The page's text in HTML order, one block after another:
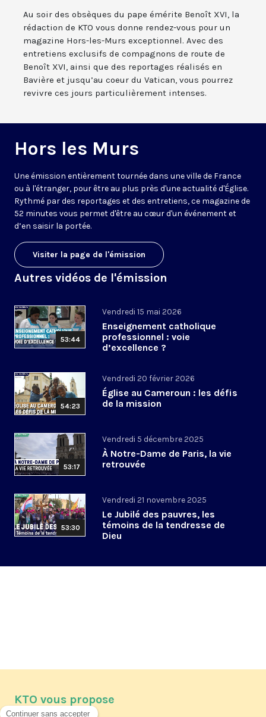
Au soir des obsèques du pape émérite Benoît XVI, la
rédaction de KTO vous donne rendez-vous pour un
magazine Hors-les-Murs exceptionnel. Avec des
entretiens exclusifs de compagnons de route de
Benoît XVI, ainsi que des reportages réalisés en
Bavière et jusqu’au coeur du Vatican, vous pourrez
revivre ces jours particulièrement intenses.
Hors les Murs
Une émission entièrement tournée dans une ville de France
ou à l'étranger, pour être au plus près d'une actualité d'Église.
Rythmé par des reportages et des entretiens, ce magazine de
52 minutes vous permet d'être au cœur d'un événement et
d’en saisir la portée.
Visiter la page de l'émission
Autres vidéos de l'émission
53:44
Vendredi 15 mai 2026
Enseignement catholique
professionnel : voie
d’excellence ?
54:23
Vendredi 20 février 2026
Église au Cameroun : les défis
de la mission
53:17
Vendredi 5 décembre 2025
À Notre-Dame de Paris, la vie
retrouvée
53:30
Vendredi 21 novembre 2025
Le Jubilé des pauvres, les
témoins de la tendresse de
Dieu
KTO vous propose